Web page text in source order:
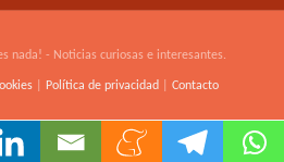
nada! - Noticias curiosas e interesantes.
Política de privacidad Contacto